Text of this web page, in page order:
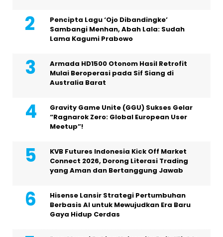
Pencipta Lagu ‘Ojo Dibandingke’
Sambangi Menhan, Abah Lala: Sudah
Lama Kagumi Prabowo
Armada HD1500 Otonom Hasil Retrofit
Mulai Beroperasi pada Sif Siang di
Australia Barat
Gravity Game Unite (GGU) Sukses Gelar
“Ragnarok Zero: Global European User
Meetup”!
KVB Futures Indonesia Kick Off Market
Connect 2026, Dorong Literasi Trading
yang Aman dan Bertanggung Jawab
Hisense Lansir Strategi Pertumbuhan
Berbasis AI untuk Mewujudkan Era Baru
Gaya Hidup Cerdas